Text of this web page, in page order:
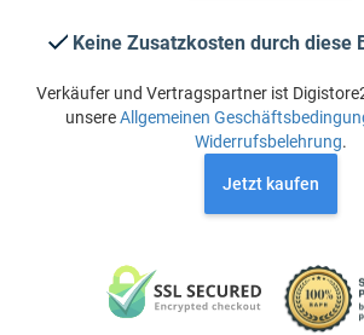
Keine Zusatzkosten durch diese
Verkäufer und Vertragspartner ist
unsereAllgemeinen
Widerrufsbelehrung.
Jetzt kaufen